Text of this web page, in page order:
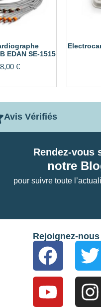
EDAN SE-1515
€
Avis Vérifiés
Rendez-vous
notre
pour suivre toute
Rejoignez-